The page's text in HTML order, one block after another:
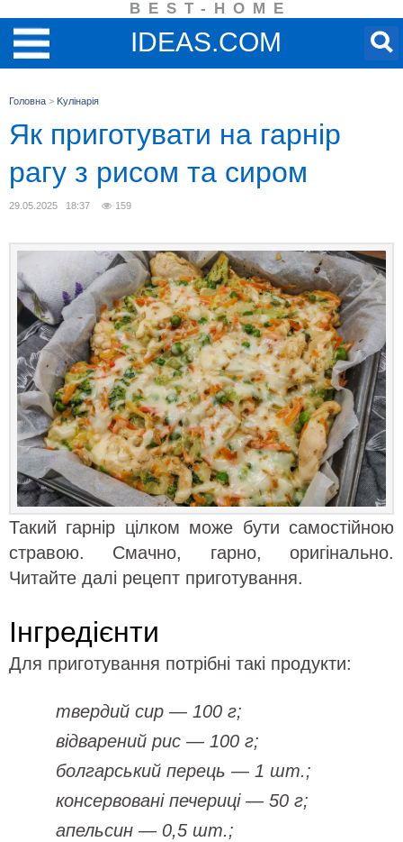
BEST-HOME
IDEAS.COM
Головна > Kулінарія
Як приготувати на гарнір
рагу з рисом та сиром
29.05.2025 18:37 159
Такий гарнір цілком може бути самостійною
стравою. Смачно, гарно, оригінально.
Читайте далі рецепт приготування.
Інгредієнти
Для приготування потрібні такі продукти:
твердий сир — 100 г;
відварений рис — 100 г;
болгарський перець — 1 шт.;
консервовані печериці — 50 г;
апельсин — 0,5 шт.;